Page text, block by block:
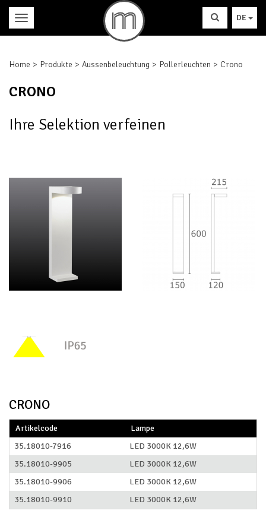
DE
Home Produkte Aussenbeleuchtung Pollerleuchten Crono
CRONO
Ihre Selektion verfeinen
CRONO
Artikelcode
Lampe
35.18010-7916
LED 3000K 12,6W
35.18010-9905
LED 3000K 12,6W
35.18010-9906
LED 3000K 12,6W
35.18010-9910
LED 3000K 12,6W